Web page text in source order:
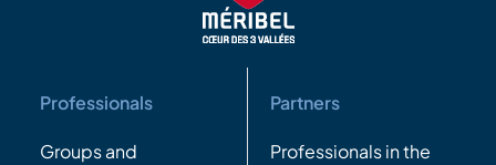
Professionals
Groups and
Partners
Professionals in the